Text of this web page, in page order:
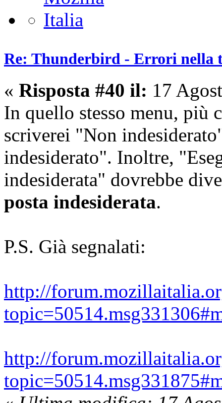
Re: Thunderbird - Errori nella
« Risposta #40 il: 17
In quello stesso menu, più
scriverei "Non
indesiderato". Inoltre,
indesiderata" dovrebbe
posta indesiderata.
P.S. Già segnalati:
http://
http://